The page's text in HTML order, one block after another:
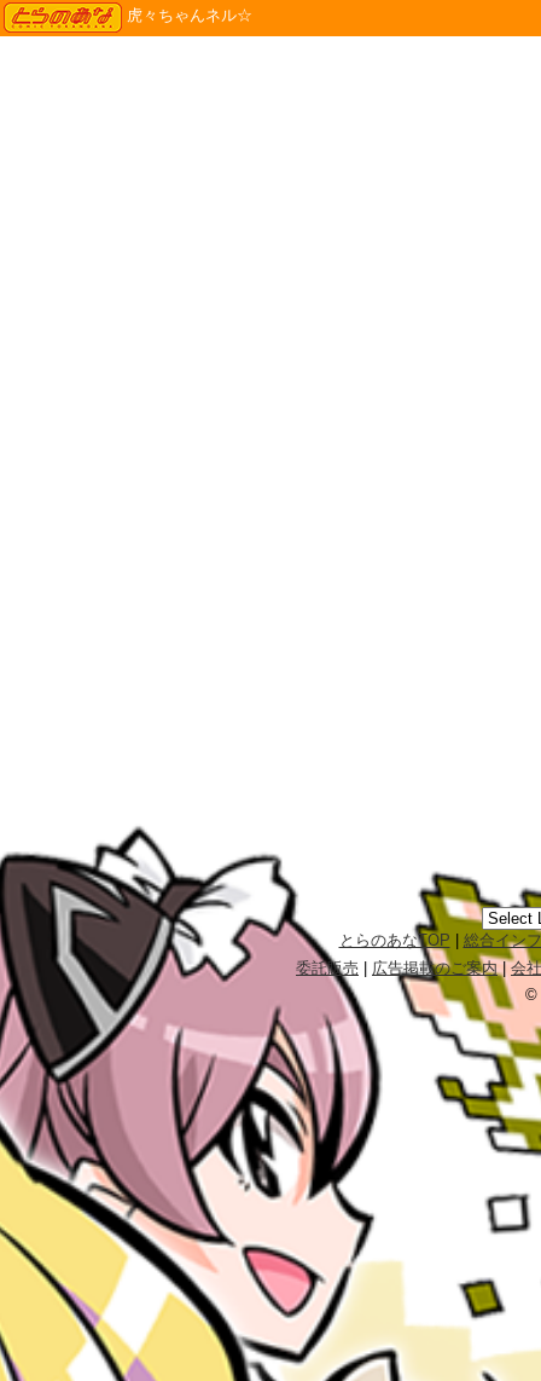
TORANOANA
虎々ちゃんネル☆
とらのあなTOP
総合イン
委託販売
広告掲載のご案内|会
©